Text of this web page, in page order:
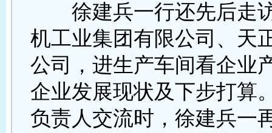
徐建兵一行还先后走
机工业集团有限公司、天
公司，进生产车间看企业
企业发展现状及下步打算
负责人交流时，徐建兵一